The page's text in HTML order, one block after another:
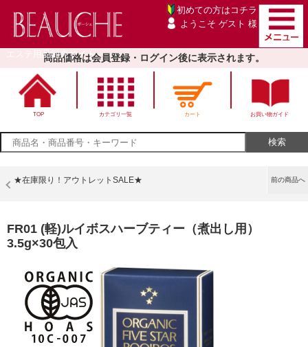
エステ用品卸売サイト
初めての方は コチラ
ようこそ ゲスト 様
商品価格は会員登録・ログイン後に表示されます。
TOP カテゴリ一覧 カート お買い物ガイド
★在庫限り！アウトレットSALE★ 前の商品へ
FR01 (軽)ルイボスハーブティー（煮出し用）
3.5g×30包入